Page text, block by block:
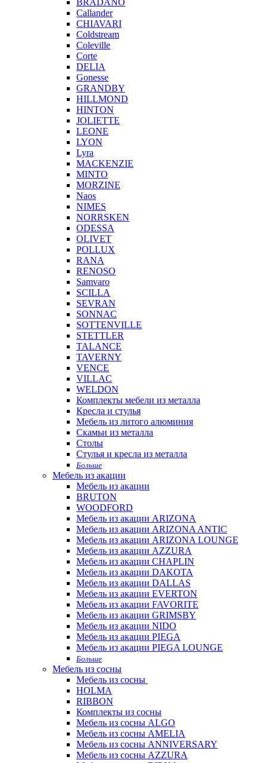
BRADANO
Callander
CHIAVARI
Coldstream
Coleville
Corte
DELIA
Gonesse
GRANDBY
HILLMOND
HINTON
JOLIETTE
LEONE
LYON
Lyra
MACKENZIE
MINTO
MORZINE
Naos
NIMES
NORRSKEN
ODESSA
OLIVET
POLLUX
RANA
RENOSO
Samvaro
SCILLA
SEVRAN
SONNAC
SOTTENVILLE
STETTLER
TALANCE
TAVERNY
VENCE
VILLAC
WELDON
Комплекты мебели из металла
Кресла и стулья
Мебель из литого алюминия
Скамьи из металла
Столы
Стулья и кресла из металла
Больше
Мебель из акации
Мебель из акации
BRUTON
WOODFORD
Мебель из акации ARIZONA
Мебель из акации ARIZONA ANTIC
Мебель из акации ARIZONA LOUNGE
Мебель из акации AZZURA
Мебель из акации CHAPLIN
Мебель из акации DAKOTA
Мебель из акации DALLAS
Мебель из акации EVERTON
Мебель из акации FAVORITE
Мебель из акации GRIMSBY
Мебель из акации NIDO
Мебель из акации PIEGA
Мебель из акации PIEGA LOUNGE
Больше
Мебель из сосны
Мебель из сосны
HOLMA
RIBBON
Комплекты из сосны
Мебель из сосны ALGO
Мебель из сосны AMELIA
Мебель из сосны ANNIVERSARY
Мебель из сосны AZZURA